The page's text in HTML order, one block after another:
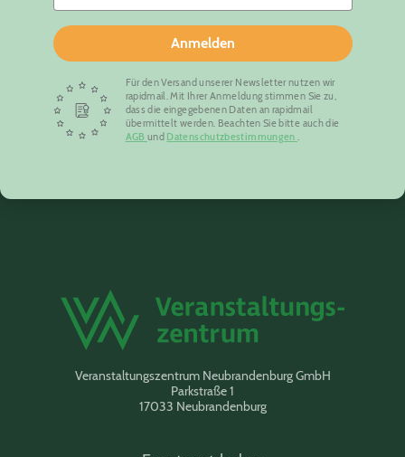
Anmelden
Für den Versand unserer Newsletter nutzen wir
rapidmail. Mit Ihrer Anmeldung stimmen Sie zu,
dass die eingegebenen Daten an rapidmail
übermittelt werden. Beachten Sie bitte auch die
AGB und Datenschutzbestimmungen.
Veranstaltungszentrum Neubrandenburg GmbH
Parkstraße 1
17033 Neubrandenburg